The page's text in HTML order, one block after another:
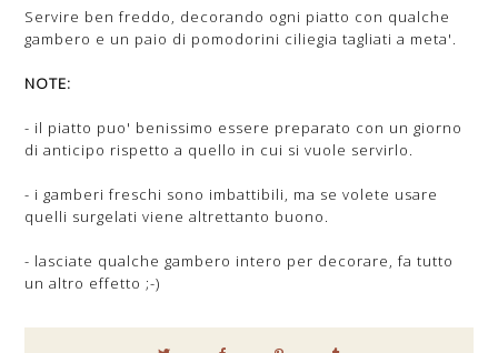
Servire ben freddo, decorando ogni piatto con qualche
gambero e un paio di pomodorini ciliegia tagliati a meta'.
NOTE:
- il piatto puo' benissimo essere preparato con un giorno
di anticipo rispetto a quello in cui si vuole servirlo.
- i gamberi freschi sono imbattibili, ma se volete usare
quelli surgelati viene altrettanto buono.
- lasciate qualche gambero intero per decorare, fa tutto
un altro effetto ;-)